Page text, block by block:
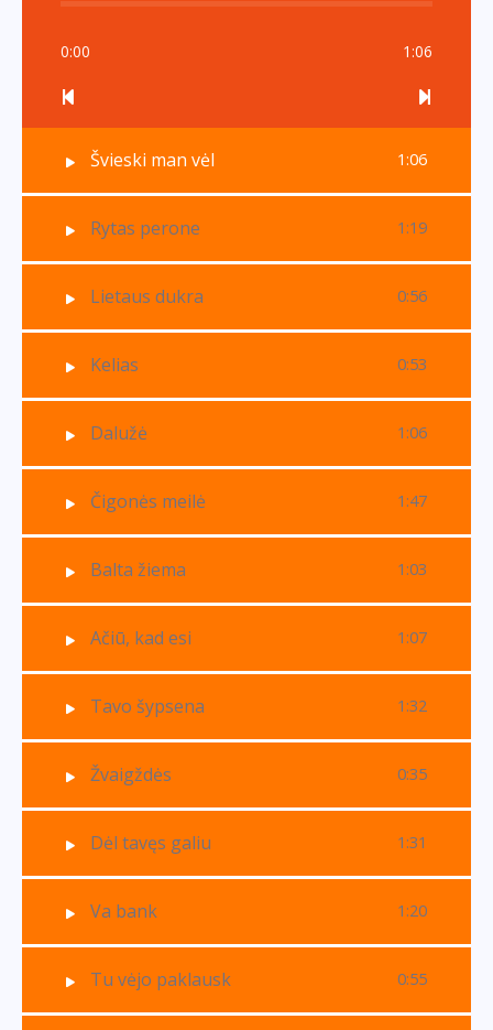
0:00 1:06
Švieski man vėl 1:06
Rytas perone 1:19
Lietaus dukra 0:56
Kelias 0:53
Dalužė 1:06
Čigonės meilė 1:47
Balta žiema 1:03
Ačiū, kad esi 1:07
Tavo šypsena 1:32
Žvaigždės 0:35
Dėl tavęs galiu 1:31
Va bank 1:20
Tu vėjo paklausk 0:55